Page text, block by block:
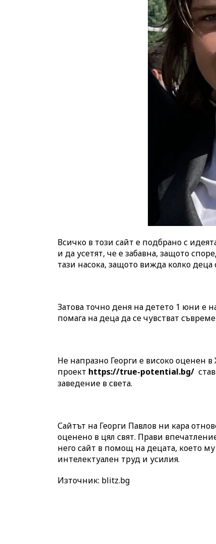
Всичко в този сайт е подбрано с
и да усетят, че е забавна, защото
тази насока, защото вижда колко
Затова точно деня на детето 1 юни е
помага на деца да се чувстват
Не напразно Георги е високо оценен
проект https://true-potential.bg/
заведение в света.
Сайтът на Георги Павлов ни кара
оценено в цял свят. Прави
него сайт в помощ на децата, което
интелектуален труд и усилия.
Източник: blitz.bg